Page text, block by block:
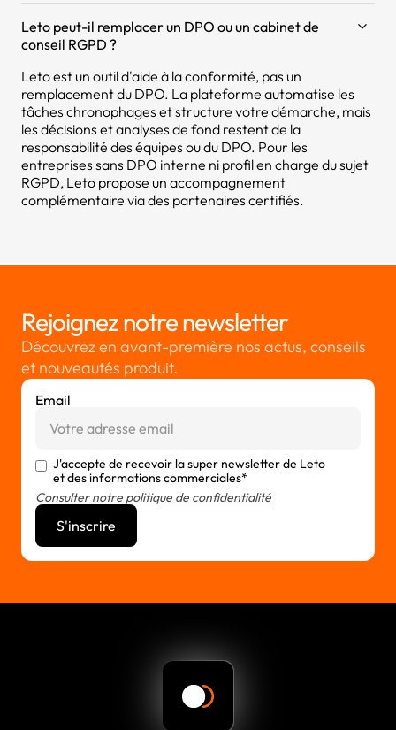
Leto peut-il remplacer un DPO ou un cabinet de
conseil RGPD ?
Leto est un outil d'aide à la conformité, pas un
remplacement du DPO. La plateforme automatise les
tâches chronophages et structure votre démarche, mais
les décisions et analyses de fond restent de la
responsabilité des équipes ou du DPO. Pour les
entreprises sans DPO interne ni profil en charge du sujet
RGPD, Leto propose un accompagnement
complémentaire via des partenaires certifiés.
Rejoignez notre newsletter
Découvrez en avant-première nos actus, conseils
et nouveautés produit.
Email
J'accepte de recevoir la super newsletter de Leto
et des informations commerciales*
Consulter notre politique de confidentialité